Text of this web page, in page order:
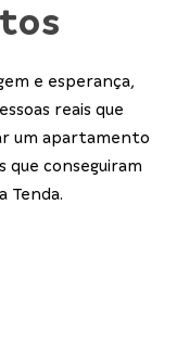
e esperança,
reais que
um apartamento
que conseguiram
Tenda.